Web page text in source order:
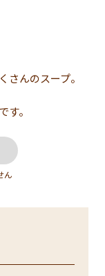
んのスープ。
。
ん